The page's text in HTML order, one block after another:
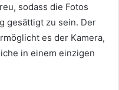
sodass die Fotos
gesättigt zu sein. Der
es der Kamera,
in einem einzigen